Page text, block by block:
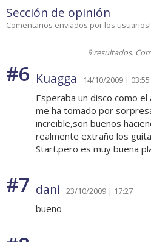
Sección de opinión
Comentarios enviados por los usuarios!
9 resultados.
#6 Kuagga 14/10/2009 | 03:55
Esperaba un disco como
me ha tomado por
increible,son buenos
realmente extraño los
Start.pero es muy buena
#7 dani 23/10/2009 | 17:27
bueno